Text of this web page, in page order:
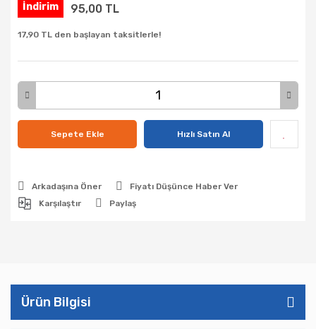
İndirim
95,00 TL
17,90 TL den başlayan taksitlerle!
Sepete Ekle Hızlı Satın Al
Arkadaşına Öner
Fiyatı Düşünce Haber Ver
Karşılaştır
Paylaş
Ürün Bilgisi